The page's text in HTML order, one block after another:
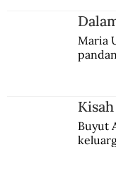
Jules
Maria
Buyut